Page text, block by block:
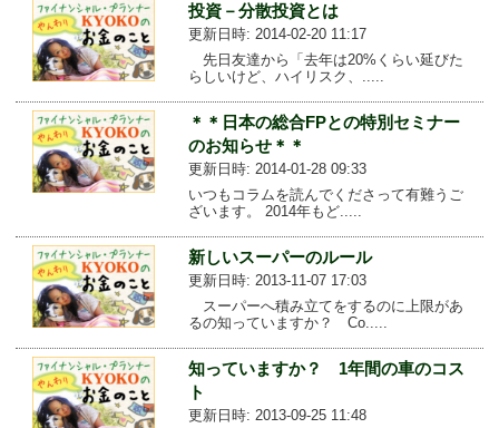
投資－分散投資とは
更新日時: 2014-02-20 11:17
先日友達から「去年は20%くらい延びた
らしいけど、ハイリスク、.....
＊＊日本の総合FPとの特別セミナー
のお知らせ＊＊
更新日時: 2014-01-28 09:33
いつもコラムを読んでくださって有難うご
ざいます。 2014年もど.....
新しいスーパーのルール
更新日時: 2013-11-07 17:03
スーパーへ積み立てをするのに上限があ
るの知っていますか？ Co.....
知っていますか？ 1年間の車のコス
ト
更新日時: 2013-09-25 11:48